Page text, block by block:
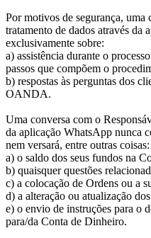
Por motivos de segurança, uma
tratamento de dados através
exclusivamente sobre:
a) assistência durante o
passos que compõem o
b) respostas às perguntas dos
OANDA.
Uma conversa com o
da aplicação WhatsApp nunca
nem versará, entre outras coisas:
a) o saldo dos seus fundos na
b) quaisquer questões
c) a colocação de Ordens ou a
d) a alteração ou atualização
e) o envio de instruções para o
para/da Conta de Dinheiro.